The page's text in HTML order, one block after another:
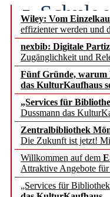
Wiley: Vom
effizienter werden und
nexbib: Digitale
Zugänglichkeit und
Fünf Gründe, warum
das KulturKaufhaus
„Services für
Dussmann das
Zentralbibliothek
Die Zukunft ist jetzt!
Willkommen auf dem
Attraktive Angebote
„Services für
Schule